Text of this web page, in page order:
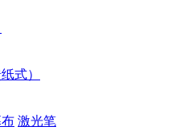
式）
激光笔